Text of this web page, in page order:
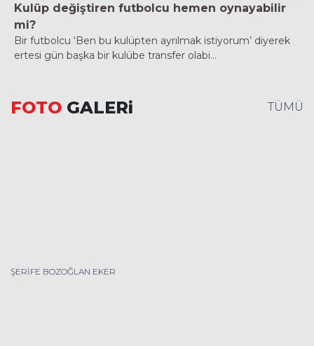
Kulüp değiştiren futbolcu hemen oynayabilir
mi?
Bir futbolcu ‘Ben bu kulüpten ayrılmak istiyorum’ diyerek
ertesi gün başka bir kulübe transfer olabi...
FOTO GALERi TÜMÜ
ŞERİFE BOZOĞLAN EKER